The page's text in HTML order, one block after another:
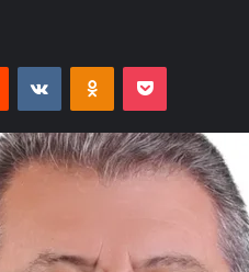
Reddit VKontakteOdnoklassniki
Pocket